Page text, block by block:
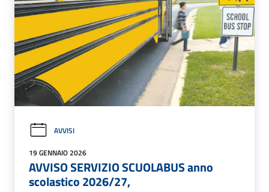
AVVISI
19 GENNAIO 2026
AVVISO SERVIZIO SCUOLABUS anno
scolastico 2026/27,